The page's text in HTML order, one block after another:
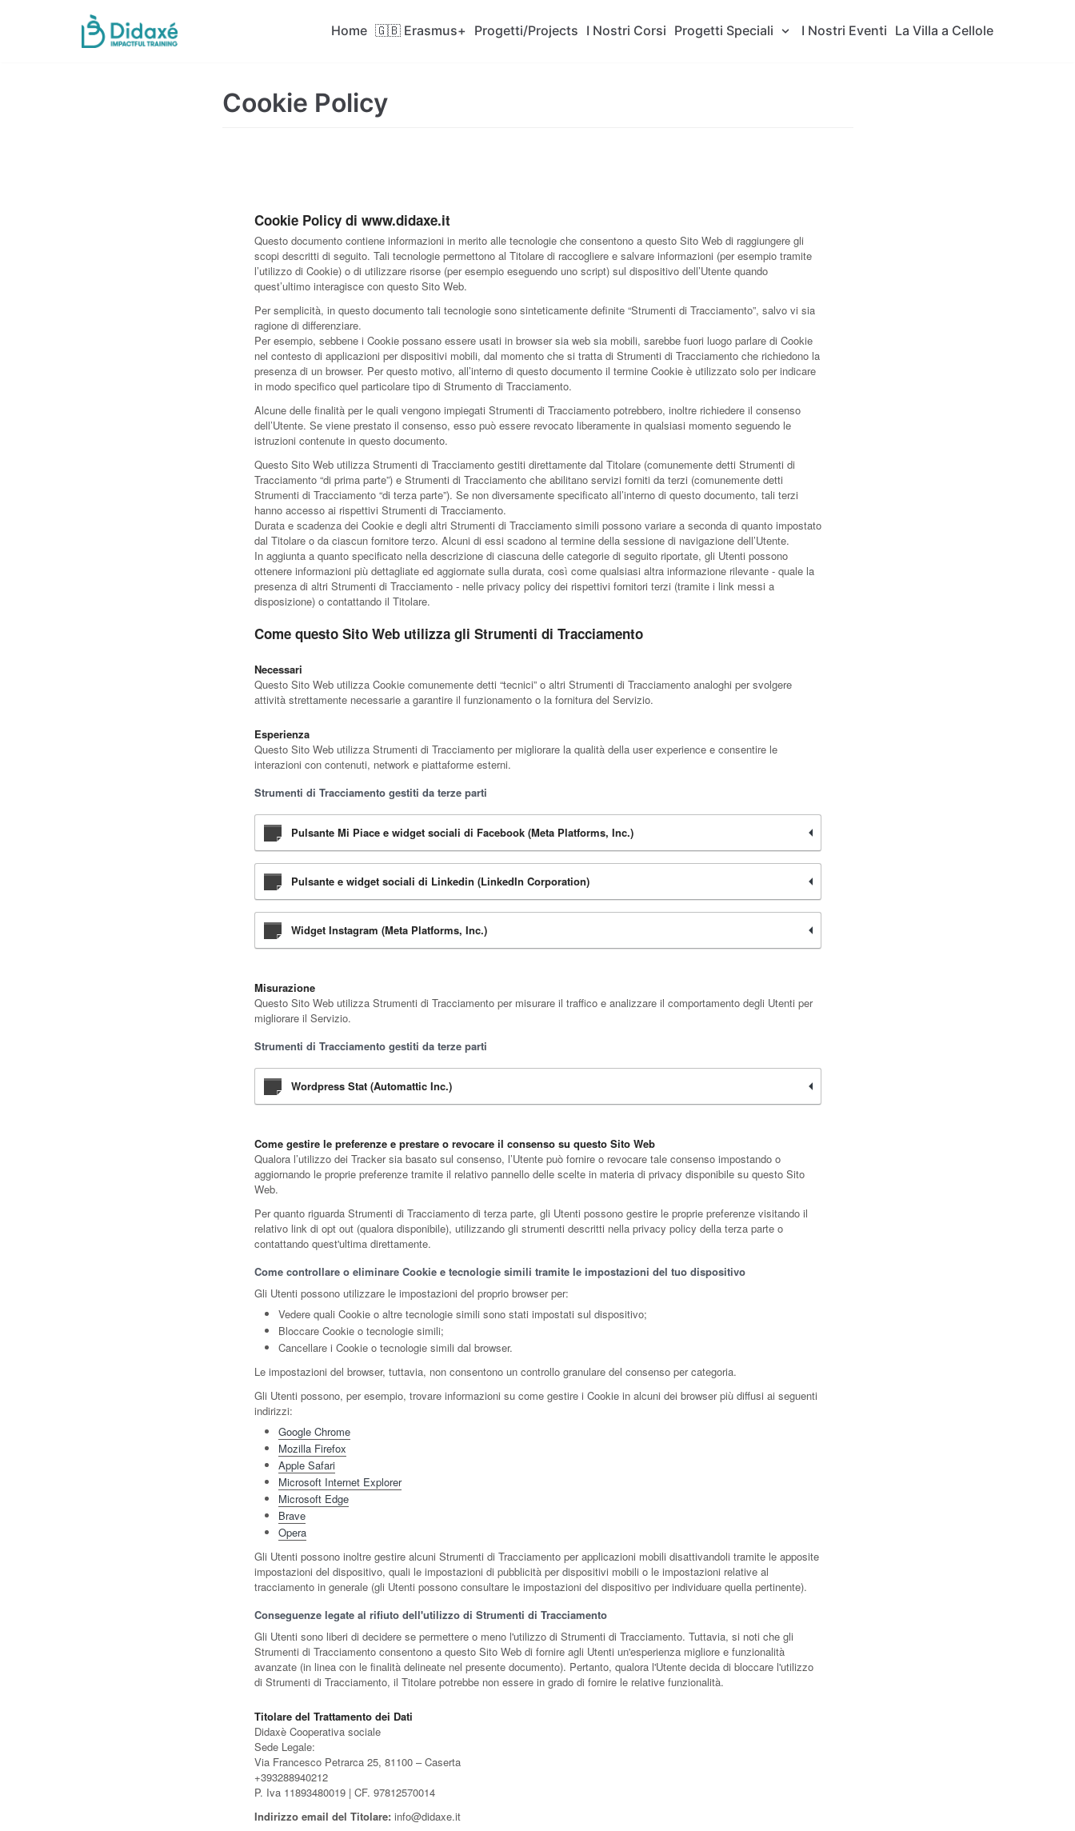
Home 🇬🇧 Erasmus+ Progetti/Projects I Nostri Corsi Progetti Speciali I Nostri Eventi La Villa a Cellole
Cookie Policy
Cookie Policy di www.didaxe.it
Questo documento contiene informazioni in merito alle tecnologie che consentono a questo Sito Web di raggiungere gli
scopi descritti di seguito. Tali tecnologie permettono al Titolare di raccogliere e salvare informazioni (per esempio tramite
l’utilizzo di Cookie) o di utilizzare risorse (per esempio eseguendo uno script) sul dispositivo dell’Utente quando
quest’ultimo interagisce con questo Sito Web.
Per semplicità, in questo documento tali tecnologie sono sinteticamente definite “Strumenti di Tracciamento”, salvo vi sia
ragione di differenziare.
Per esempio, sebbene i Cookie possano essere usati in browser sia web sia mobili, sarebbe fuori luogo parlare di Cookie
nel contesto di applicazioni per dispositivi mobili, dal momento che si tratta di Strumenti di Tracciamento che richiedono la
presenza di un browser. Per questo motivo, all’interno di questo documento il termine Cookie è utilizzato solo per indicare
in modo specifico quel particolare tipo di Strumento di Tracciamento.
Alcune delle finalità per le quali vengono impiegati Strumenti di Tracciamento potrebbero, inoltre richiedere il consenso
dell’Utente. Se viene prestato il consenso, esso può essere revocato liberamente in qualsiasi momento seguendo le
istruzioni contenute in questo documento.
Questo Sito Web utilizza Strumenti di Tracciamento gestiti direttamente dal Titolare (comunemente detti Strumenti di
Tracciamento “di prima parte”) e Strumenti di Tracciamento che abilitano servizi forniti da terzi (comunemente detti
Strumenti di Tracciamento “di terza parte”). Se non diversamente specificato all’interno di questo documento, tali terzi
hanno accesso ai rispettivi Strumenti di Tracciamento.
Durata e scadenza dei Cookie e degli altri Strumenti di Tracciamento simili possono variare a seconda di quanto impostato
dal Titolare o da ciascun fornitore terzo. Alcuni di essi scadono al termine della sessione di navigazione dell’Utente.
In aggiunta a quanto specificato nella descrizione di ciascuna delle categorie di seguito riportate, gli Utenti possono
ottenere informazioni più dettagliate ed aggiornate sulla durata, così come qualsiasi altra informazione rilevante - quale la
presenza di altri Strumenti di Tracciamento - nelle privacy policy dei rispettivi fornitori terzi (tramite i link messi a
disposizione) o contattando il Titolare.
Come questo Sito Web utilizza gli Strumenti di Tracciamento
Necessari
Questo Sito Web utilizza Cookie comunemente detti “tecnici” o altri Strumenti di Tracciamento analoghi per svolgere
attività strettamente necessarie a garantire il funzionamento o la fornitura del Servizio.
Esperienza
Questo Sito Web utilizza Strumenti di Tracciamento per migliorare la qualità della user experience e consentire le
interazioni con contenuti, network e piattaforme esterni.
Strumenti di Tracciamento gestiti da terze parti
Pulsante Mi Piace e widget sociali di Facebook (Meta Platforms, Inc.)
Pulsante e widget sociali di Linkedin (LinkedIn Corporation)
Widget Instagram (Meta Platforms, Inc.)
Misurazione
Questo Sito Web utilizza Strumenti di Tracciamento per misurare il traffico e analizzare il comportamento degli Utenti per
migliorare il Servizio.
Strumenti di Tracciamento gestiti da terze parti
Wordpress Stat (Automattic Inc.)
Come gestire le preferenze e prestare o revocare il consenso su questo Sito Web
Qualora l’utilizzo dei Tracker sia basato sul consenso, l’Utente può fornire o revocare tale consenso impostando o
aggiornando le proprie preferenze tramite il relativo pannello delle scelte in materia di privacy disponibile su questo Sito
Web.
Per quanto riguarda Strumenti di Tracciamento di terza parte, gli Utenti possono gestire le proprie preferenze visitando il
relativo link di opt out (qualora disponibile), utilizzando gli strumenti descritti nella privacy policy della terza parte o
contattando quest'ultima direttamente.
Come controllare o eliminare Cookie e tecnologie simili tramite le impostazioni del tuo dispositivo
Gli Utenti possono utilizzare le impostazioni del proprio browser per:
Vedere quali Cookie o altre tecnologie simili sono stati impostati sul dispositivo;
Bloccare Cookie o tecnologie simili;
Cancellare i Cookie o tecnologie simili dal browser.
Le impostazioni del browser, tuttavia, non consentono un controllo granulare del consenso per categoria.
Gli Utenti possono, per esempio, trovare informazioni su come gestire i Cookie in alcuni dei browser più diffusi ai seguenti
indirizzi:
Google Chrome
Mozilla Firefox
Apple Safari
Microsoft Internet Explorer
Microsoft Edge
Brave
Opera
Gli Utenti possono inoltre gestire alcuni Strumenti di Tracciamento per applicazioni mobili disattivandoli tramite le apposite
impostazioni del dispositivo, quali le impostazioni di pubblicità per dispositivi mobili o le impostazioni relative al
tracciamento in generale (gli Utenti possono consultare le impostazioni del dispositivo per individuare quella pertinente).
Conseguenze legate al rifiuto dell'utilizzo di Strumenti di Tracciamento
Gli Utenti sono liberi di decidere se permettere o meno l'utilizzo di Strumenti di Tracciamento. Tuttavia, si noti che gli
Strumenti di Tracciamento consentono a questo Sito Web di fornire agli Utenti un'esperienza migliore e funzionalità
avanzate (in linea con le finalità delineate nel presente documento). Pertanto, qualora l'Utente decida di bloccare l'utilizzo
di Strumenti di Tracciamento, il Titolare potrebbe non essere in grado di fornire le relative funzionalità.
Titolare del Trattamento dei Dati
Didaxè Cooperativa sociale
Sede Legale:
Via Francesco Petrarca 25, 81100 – Caserta
+393288940212
P. Iva 11893480019 | CF. 97812570014
Indirizzo email del Titolare: info@didaxe.it